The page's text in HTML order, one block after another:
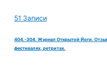
51 Записи
404.-304. Журнал Открытой Йоги.
фестивалях, ретритах.